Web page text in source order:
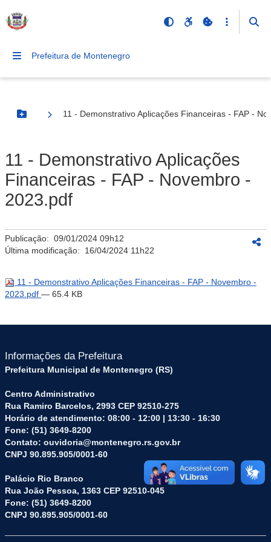
Prefeitura de Montenegro
Botão Menu
11 - Demonstrativo Aplicações Financeiras - FAP -
11 - Demonstrativo Aplicações
Financeiras - FAP - Novembro -
2023.pdf
Publicação: 09/01/2024 09h12
Última modificação: 16/04/2024 11h22
11 - Demonstrativo Aplicações Financeiras - FAP - Novembro -
2023.pdf — 65.4 KB
Informações da Prefeitura
Prefeitura Municipal de Montenegro (RS)
Centro Administrativo
Rua Ramiro Barcelos, 2993 CEP 92510-275
Horário de atendimento: 08:00 - 12:00 | 13:30 - 16:30
Fone: (51) 3649-8200
Contato: ouvidoria@montenegro.rs.gov.br
CNPJ 90.895.905/0001-60
Palácio Rio Branco
Rua João Pessoa, 1363 CEP 92510-045
Fone: (51) 3649-8200
CNPJ 90.895.905/0001-60